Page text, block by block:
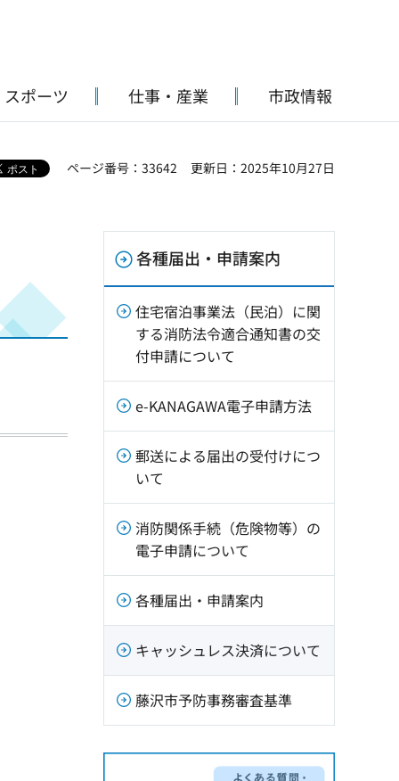
ポーツ 仕事・産業 市政情報
ページ番号：33642 更新日：2025年10月27日
各種届出・申請案内
住宅宿泊事業法（民泊）に関
する消防法令適合通知書の交
付申請について
e-KANAGAWA電子申請方法
郵送による届出の受付けにつ
いて
消防関係手続（危険物等）の
電子申請について
各種届出・申請案内
キャッシュレス決済について
藤沢市予防事務審査基準